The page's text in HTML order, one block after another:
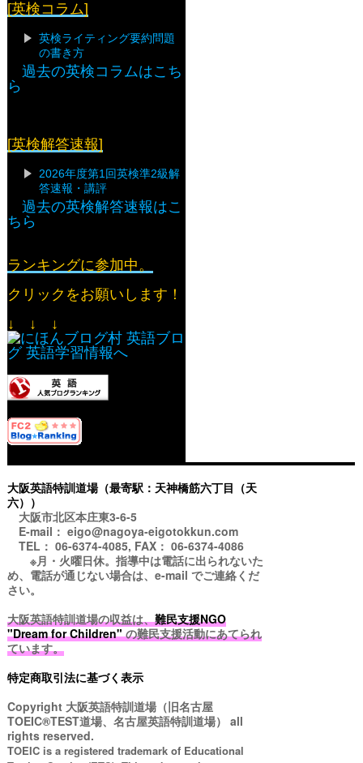
[英検コラム]
英検ライティング要約問題
の書き方
過去の英検コラムはこち
ら
[英検解答速報]
2026年度第1回英検準2級解
答速報・講評
過去の英検解答速報はこ
ちら
ランキングに参加中。
クリックをお願いします！
↓ ↓ ↓
大阪英語特訓道場（最寄駅：天神橋筋六丁目（天
六））
大阪市北区本庄東3-6-5
E-mail： eigo@nagoya-eigotokkun.com
TEL： 06-6374-4085, FAX： 06-6374-4086
※月・火曜日休。指導中は電話に出られないた
め、電話が通じない場合は、e-mail でご連絡くだ
さい。
大阪英語特訓道場の収益は、難民支援NGO
"Dream for Children"の難民支援活動にあてられ
ています。
特定商取引法に基づく表示
Copyright 大阪英語特訓道場（旧名古屋
TOEIC®TEST道場、名古屋英語特訓道場） all
rights reserved.
TOEIC is a registered trademark of Educational